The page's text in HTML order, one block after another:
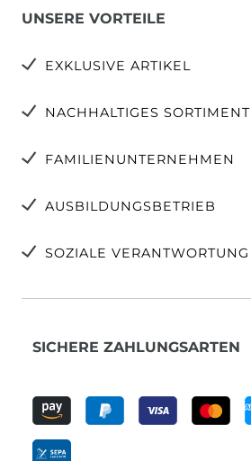
UNSERE VORTEILE
EXKLUSIVE ARTIKEL
NACHHALTIGES SORTIMENT
FAMILIENUNTERNEHMEN
AUSBILDUNGSBETRIEB
SOZIALE VERANTWORTUNG
SICHERE ZAHLUNGSARTEN